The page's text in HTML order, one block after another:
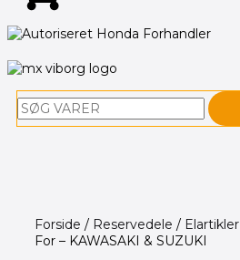
Søg
Forside / Reservedele / Elartikler
For – KAWASAKI & SUZUKI